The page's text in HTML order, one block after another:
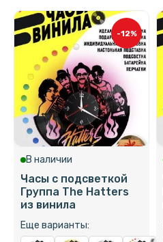
-12%
В наличии
Часы с подсветкой
Группа The Hatters
из винила
Еще варианты: